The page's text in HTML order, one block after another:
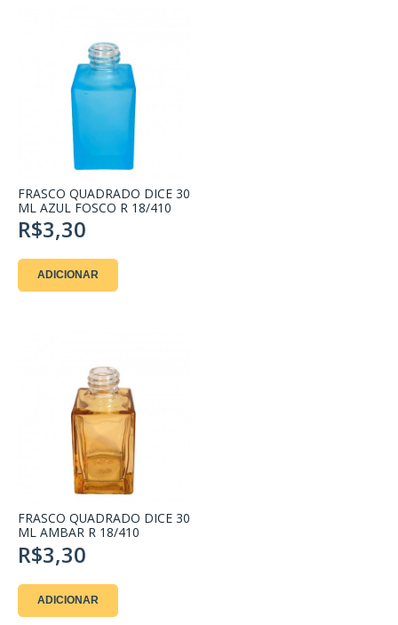
FRASCO QUADRADO DICE 30
ML AZUL FOSCO R 18/410
R$3,30
ADICIONAR
FRASCO QUADRADO DICE 30
ML AMBAR R 18/410
R$3,30
ADICIONAR